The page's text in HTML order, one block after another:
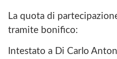
La quota di
tramite bonifico:
Intestato a Di Carlo